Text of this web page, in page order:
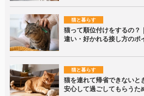
猫と暮らす
猫って順位付けをするの？
違い・好かれる接し方のポ
猫と暮らす
猫を連れて帰省できないと
安心して過ごしてもらうた